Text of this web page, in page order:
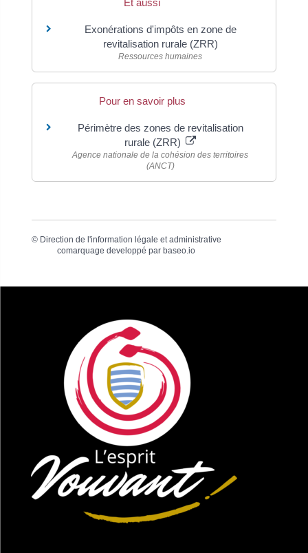
Exonérations d'impôts en zone de
revitalisation rurale (ZRR)
Ressources humaines
Pour en savoir plus
Périmètre des zones de revitalisation
rurale (ZRR)
Agence nationale de la cohésion des territoires
(ANCT)
© Direction de l'information légale et administrative
comarquage developpé par baseo.io